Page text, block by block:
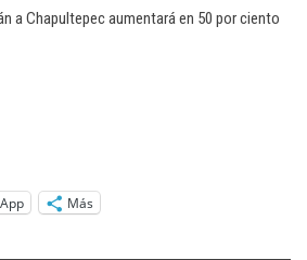
a Chapultepec aumentará en 50 por ciento
Más